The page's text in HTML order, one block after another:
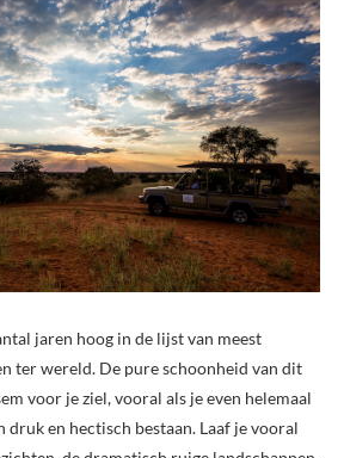
jaren hoog in de lijst van meest
ter wereld. De pure schoonheid van dit
voor je ziel, vooral als je even helemaal
en hectisch bestaan. Laaf je vooral